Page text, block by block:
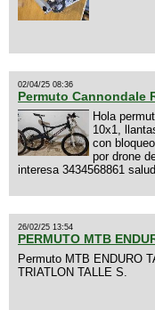
02/04/25 08:36
Permuto Cannondale
Hola
10x1,
con
por drone
interesa 3434568861
26/02/25 13:54
PERMUTO MTB
Permuto MTB ENDURO
TRIATLON TALLE S.